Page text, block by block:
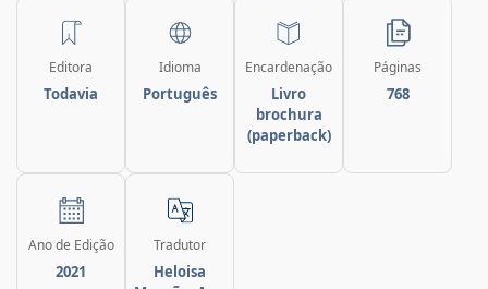
Editora
Todavia
Idioma
Português
Encardenação
Livro
brochura
(paperback)
Páginas
768
Ano de Edição
2021
Tradutor
Heloisa